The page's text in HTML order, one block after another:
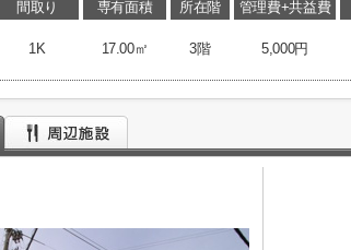
間取り
1K
専有面積
17.00㎡
所在階
3階
管理費+共益費
5,000円